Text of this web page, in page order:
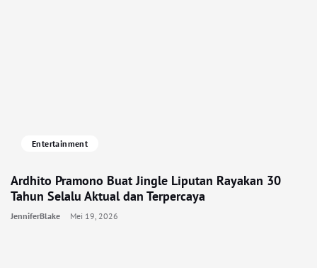
Entertainment
Ardhito Pramono Buat Jingle Liputan Rayakan 30
Tahun Selalu Aktual dan Terpercaya
JenniferBlake Mei 19, 2026